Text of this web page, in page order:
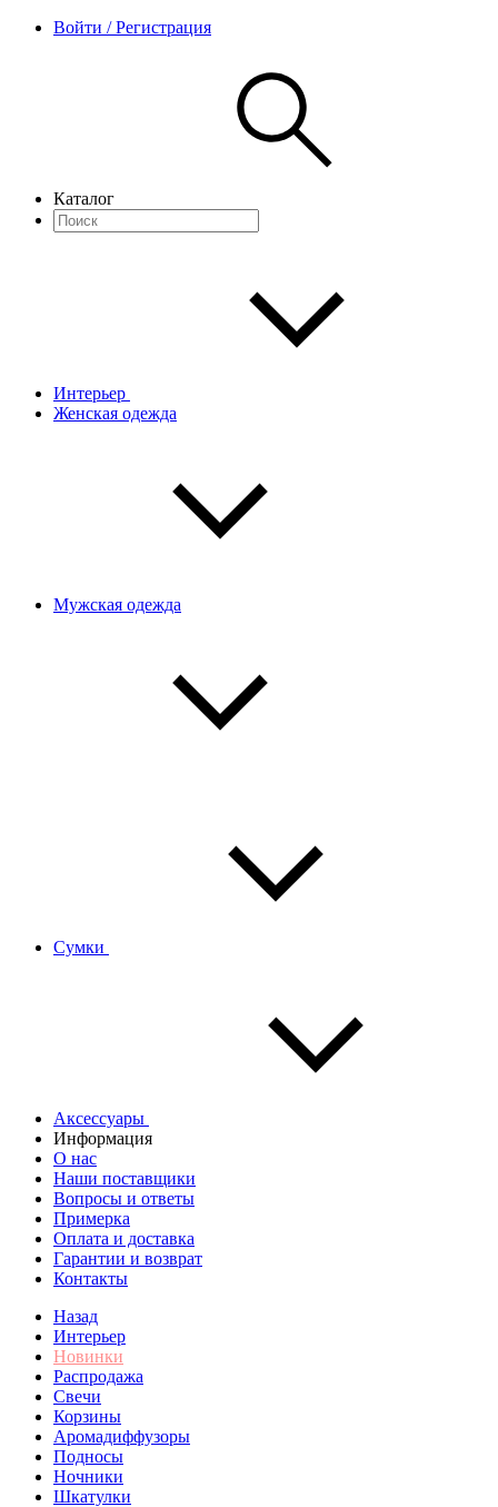
Войти / Регистрация
Каталог
Интерьер
Женская одежда
Мужская одежда
Сумки
Аксессуары
Информация
О нас
Наши поставщики
Вопросы и ответы
Примерка
Оплата и доставка
Гарантии и возврат
Контакты
Назад
Интерьер
Новинки
Распродажа
Свечи
Корзины
Аромадиффузоры
Подносы
Ночники
Шкатулки